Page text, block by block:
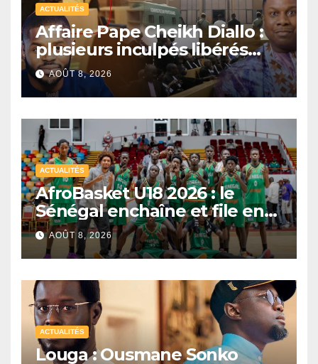
ACTUALITÉS
Affaire Pape Cheikh Diallo :
plusieurs inculpés libérés
après un non-lieu partiel
AOÛT 8, 2026
ACTUALITÉS
AfroBasket U18 2026 : le
Sénégal enchaîne et file en
quarts de finale
AOÛT 8, 2026
ACTUALITÉS
Louga : Ousmane Sonko